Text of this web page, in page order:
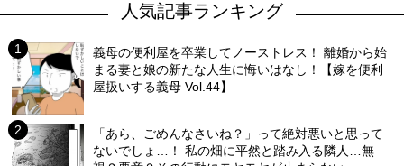
人気記事ランキング
義母の便利屋を卒業してノーストレス！ 離婚から始
まる妻と娘の新たな人生に悔いはなし！【嫁を便利
屋扱いする義母 Vol.44】
「あら、ごめんなさいね？」って絶対悪いと思って
ないでしょ…！ 私の畑に平然と踏み入る隣人…無